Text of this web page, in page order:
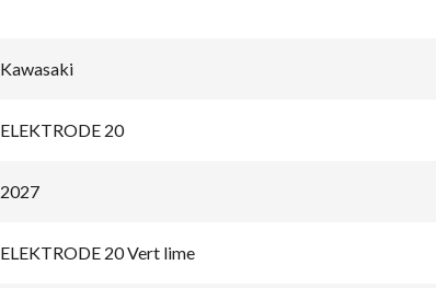
Kawasaki
ELEKTRODE 20
2027
ELEKTRODE 20 Vert lime